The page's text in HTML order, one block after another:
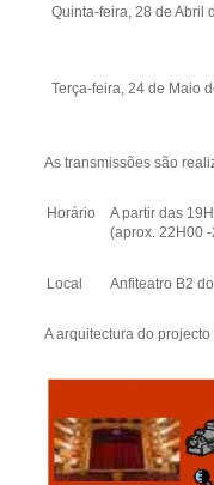
Quinta-feira, 28 de Abril
Terça-feira, 24 de Maio
As transmissões são
Horário
A partir das
(aprox. 22H00
Local Anfiteatro B2
A arquitectura do